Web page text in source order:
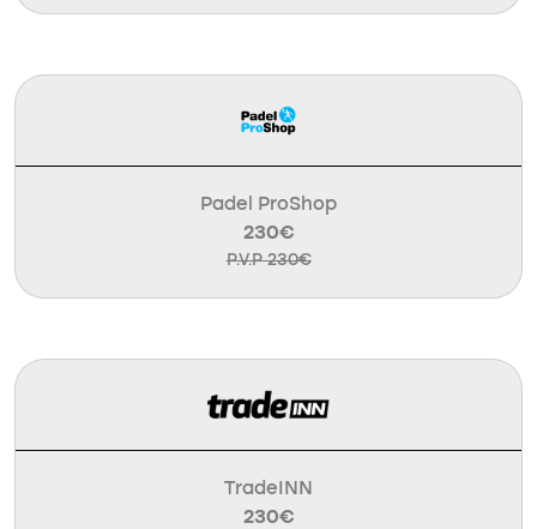
Padel ProShop
230€
P.V.P 230€
TradeINN
230€